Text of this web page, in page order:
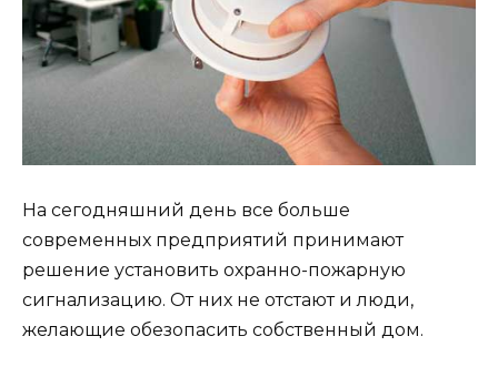
На сегодняшний день все больше
современных предприятий принимают
решение установить охранно-пожарную
сигнализацию. От них не отстают и люди,
желающие обезопасить собственный дом.